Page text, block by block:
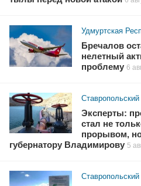
Удмуртская
Бречалов
нелетный
проблему 6
Ставропольский
Эксперты:
стал не
прорывом,
губернатору Владимирову 5
Ставропольский